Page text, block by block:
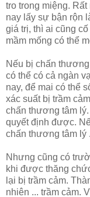
tro trong miệng.
nay lấy sự bận rộn
giá trị, thì ai cũng
mầm mống có thể
Nếu bị chấn
có thể có cả ngàn
nay, để mai có thể
xác suất bị trầm
chấn thương tâm
quyết định được.
chấn thương tâm lý
Nhưng cũng có
khi được thăng
lại bị trầm cảm.
nhiên ... trầm cảm.